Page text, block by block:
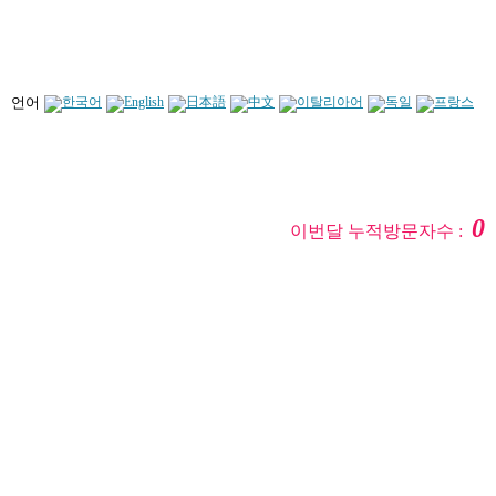
언어
이번달 누적방문자수 :0